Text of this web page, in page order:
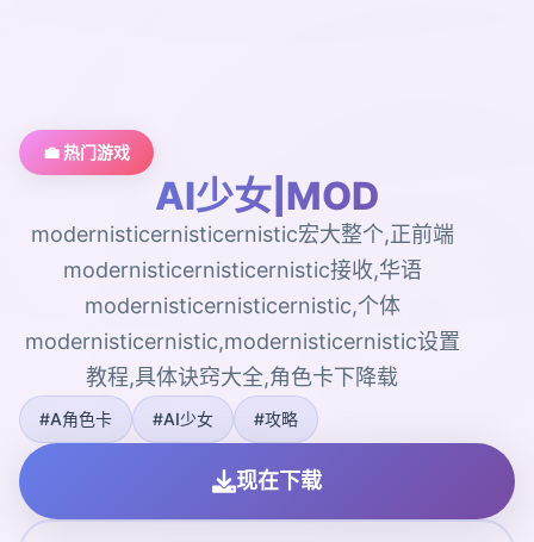
💼 热门游戏
AI少女|MOD
modernisticernisticernistic宏大整个,正前端
modernisticernisticernistic接收,华语
modernisticernisticernistic,个体
modernisticernistic,modernisticernistic设置
教程,具体诀窍大全,角色卡下降载
#A角色卡 #AI少女 #攻略
现在下载